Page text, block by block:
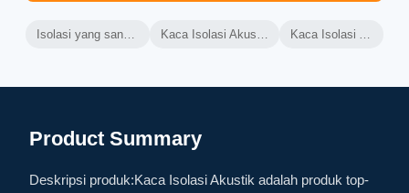
Isolasi yang sangat baik Kaca Isolasi Akustik Kaca Isolasi Akustik dengan Perawatan Rendah Kaca Isolasi Akustik tahan api tinggi
Product Summary
Deskripsi produk:Kaca Isolasi Akustik adalah produk top-